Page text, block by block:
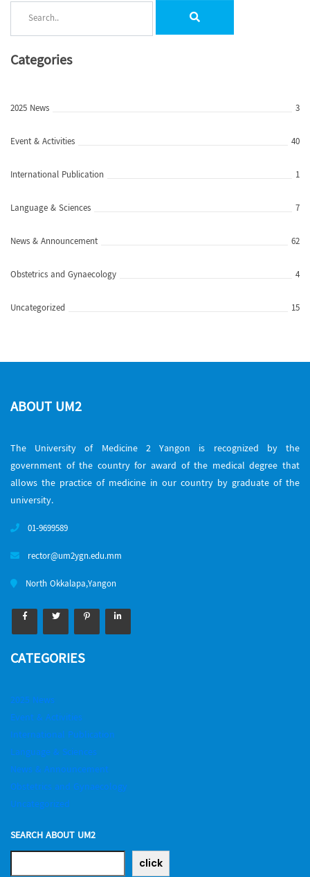
Categories
2025 News 3
Event & Activities 40
International Publication 1
Language & Sciences 7
News & Announcement 62
Obstetrics and Gynaecology 4
Uncategorized 15
ABOUT UM2
The University of Medicine 2 Yangon is recognized by the
government of the country for award of the medical degree that
allows the practice of medicine in our country by graduate of the
university.
01-9699589
rector@um2ygn.edu.mm
North Okkalapa,Yangon
CATEGORIES
2025 News
Event & Activities
International Publication
Language & Sciences
News & Announcement
Obstetrics and Gynaecology
Uncategorized
SEARCH ABOUT UM2
click